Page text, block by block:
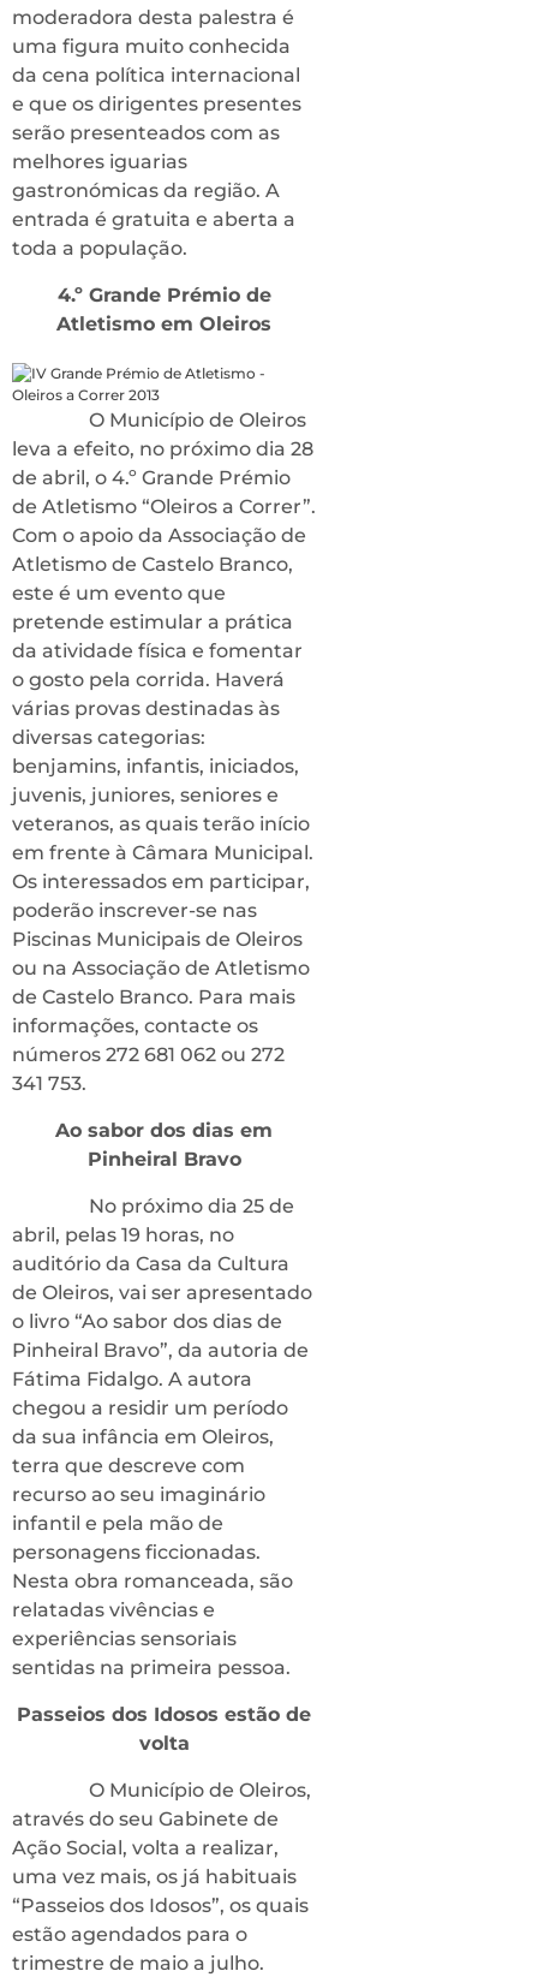
moderadora desta palestra é
uma figura muito conhecida
da cena política internacional
e que os dirigentes presentes
serão presenteados com as
melhores iguarias
gastronómicas da região. A
entrada é gratuita e aberta a
toda a população.
4.º Grande Prémio de
Atletismo em Oleiros
O Município de Oleiros
leva a efeito, no próximo dia 28
de abril, o 4.º Grande Prémio
de Atletismo “Oleiros a Correr”.
Com o apoio da Associação de
Atletismo de Castelo Branco,
este é um evento que
pretende estimular a prática
da atividade física e fomentar
o gosto pela corrida. Haverá
várias provas destinadas às
diversas categorias:
benjamins, infantis, iniciados,
juvenis, juniores, seniores e
veteranos, as quais terão início
em frente à Câmara Municipal.
Os interessados em participar,
poderão inscrever-se nas
Piscinas Municipais de Oleiros
ou na Associação de Atletismo
de Castelo Branco. Para mais
informações, contacte os
números 272 681 062 ou 272
341 753.
Ao sabor dos dias em
Pinheiral Bravo
No próximo dia 25 de
abril, pelas 19 horas, no
auditório da Casa da Cultura
de Oleiros, vai ser apresentado
o livro “Ao sabor dos dias de
Pinheiral Bravo”, da autoria de
Fátima Fidalgo. A autora
chegou a residir um período
da sua infância em Oleiros,
terra que descreve com
recurso ao seu imaginário
infantil e pela mão de
personagens ficcionadas.
Nesta obra romanceada, são
relatadas vivências e
experiências sensoriais
sentidas na primeira pessoa.
Passeios dos Idosos estão de
volta
O Município de Oleiros,
através do seu Gabinete de
Ação Social, volta a realizar,
uma vez mais, os já habituais
“Passeios dos Idosos”, os quais
estão agendados para o
trimestre de maio a julho.